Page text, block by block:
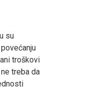
su
troškovi
treba da